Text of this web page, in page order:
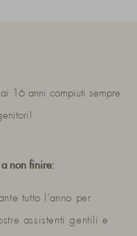
16 anni compiuti sempre
a non finire:
tutto l’anno per
assistenti gentili e